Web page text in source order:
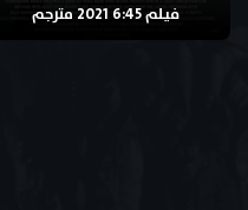
فيلم 6:45 2021 مترجم